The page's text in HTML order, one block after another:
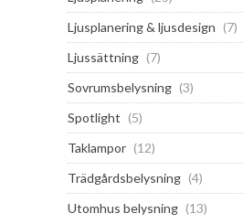
Ljusplanering & ljusdesign (7)
Ljussättning (7)
Sovrumsbelysning (3)
Spotlight (5)
Taklampor (12)
Trädgårdsbelysning (4)
Utomhus belysning (13)